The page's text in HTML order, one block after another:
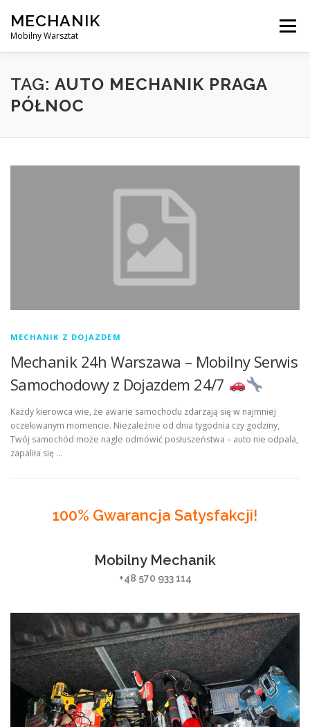
content
MECHANIK
Mobilny Warsztat
Menu
MOBILNY MECHANIK ELEKTRYK SAMOCHODOWY
TAG: AUTO MECHANIK PRAGA
PÓŁNOC
MECHANIK Z DOJAZDEM
Mechanik 24h Warszawa – Mobilny Serwis
Samochodowy z Dojazdem 24/7
Każdy kierowca wie, że awarie samochodu zdarzają się w najmniej
oczekiwanym momencie. Niezależnie od dnia tygodnia czy godziny,
Twój samochód może nagle odmówić posłuszeństwa – auto nie odpala,
zapaliła się …
100% Gwarancja Satysfakcji!
Mobilny Mechanik
+48 570 933 114